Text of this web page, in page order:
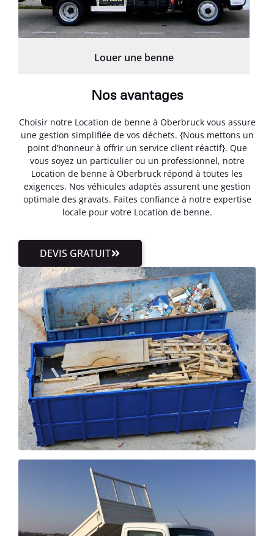
Louer une benne
Nos avantages
Choisir notre Location de benne à Oberbruck vous assure
une gestion simplifiée de vos déchets. {Nous mettons un
point d’honneur à offrir un service client réactif}. Que
vous soyez un particulier ou un professionnel, notre
Location de benne à Oberbruck répond à toutes les
exigences. Nos véhicules adaptés assurent une gestion
optimale des gravats. Faites confiance à notre expertise
locale pour votre Location de benne.
DEVIS GRATUIT